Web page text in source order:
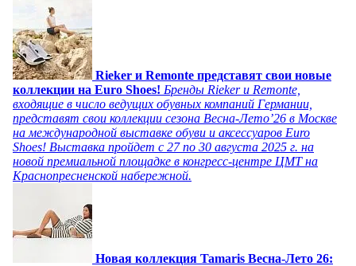
Rieker и Remonte представят свои новые
коллекции на Euro Shoes! Бренды Rieker и Remonte,
входящие в число ведущих обувных компаний Германии,
представят свои коллекции сезона Весна-Лето’26 в Москве
на международной выставке обуви и аксессуаров Euro
Shoes! Выставка пройдет c 27 по 30 августа 2025 г. на
новой премиальной площадке в конгресс-центре ЦМТ на
Краснопресненской набережной.
Новая коллекция Tamaris Весна-Лето 26: